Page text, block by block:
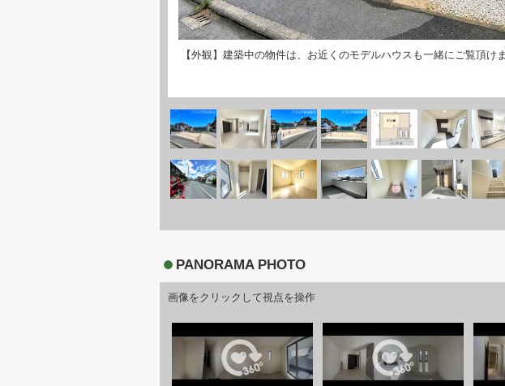
【外観】建築中の物件は、お近くのモデルハウスも一緒にご覧頂けま
PANORAMA PHOTO
画像をクリックして視点を操作